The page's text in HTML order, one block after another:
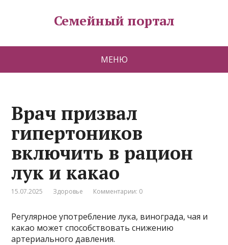
Семейный портал
МЕНЮ
Врач призвал
гипертоников
включить в рацион
лук и какао
15.07.2025 Здоровье Комментарии: 0
Регулярное употребление лука, винограда, чая и
какао может способствовать снижению
артериального давления.